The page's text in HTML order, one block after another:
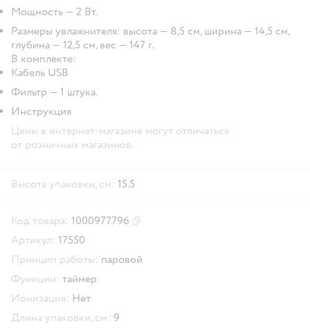
Мощность — 2 Вт.
Размеры увлажнителя: высота — 8,5 см, ширина — 14,5 см,
глубина — 12,5 см, вес — 147 г.
В комплекте:
Кабель USB
Фильтр — 1 штука.
Инструкция
Цены в интернет-магазине могут отличаться
от розничных магазинов.
Высота упаковки, см: 15.5
Код товара: 1000977796
Артикул: 17550
Принцип работы: паровой
Функции: таймер
Ионизация: Нет
Длина упаковки, см: 9